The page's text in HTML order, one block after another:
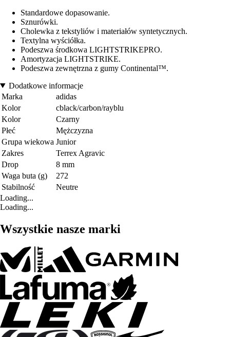
Standardowe dopasowanie.
Sznurówki.
Cholewka z tekstyliów i materiałów syntetycznych.
Textylna wyściółka.
Podeszwa środkowa LIGHTSTRIKEPRO.
Amortyzacja LIGHTSTRIKE.
Podeszwa zewnętrzna z gumy Continental™.
Dodatkowe informacje
Marka
adidas
Kolor
cblack/carbon/rayblu
Kolor
Czarny
Płeć
Mężczyzna
Grupa wiekowa Junior
Zakres
Terrex Agravic
Drop
8 mm
Waga buta (g)
272
Stabilność
Neutre
Loading...
Loading...
Wszystkie nasze marki